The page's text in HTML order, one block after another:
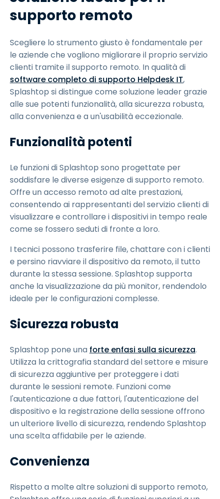
supporto remoto
Scegliere lo strumento giusto è fondamentale per
le aziende che vogliono migliorare il proprio servizio
clienti tramite il supporto remoto. In qualità di
software completo di supporto Helpdesk IT,
Splashtop si distingue come soluzione leader grazie
alle sue potenti funzionalità, alla sicurezza robusta,
alla convenienza e a un'usabilità eccezionale.
Funzionalità potenti
Le funzioni di Splashtop sono progettate per
soddisfare le diverse esigenze di supporto remoto.
Offre un accesso remoto ad alte prestazioni,
consentendo ai rappresentanti del servizio clienti di
visualizzare e controllare i dispositivi in tempo reale
come se fossero seduti di fronte a loro.
I tecnici possono trasferire file, chattare con i clienti
e persino riavviare il dispositivo da remoto, il tutto
durante la stessa sessione. Splashtop supporta
anche la visualizzazione da più monitor, rendendolo
ideale per le configurazioni complesse.
Sicurezza robusta
Splashtop pone una forte enfasi sulla sicurezza.
Utilizza la crittografia standard del settore e misure
di sicurezza aggiuntive per proteggere i dati
durante le sessioni remote. Funzioni come
l'autenticazione a due fattori, l'autenticazione del
dispositivo e la registrazione della sessione offrono
un ulteriore livello di sicurezza, rendendo Splashtop
una scelta affidabile per le aziende.
Convenienza
Rispetto a molte altre soluzioni di supporto remoto,